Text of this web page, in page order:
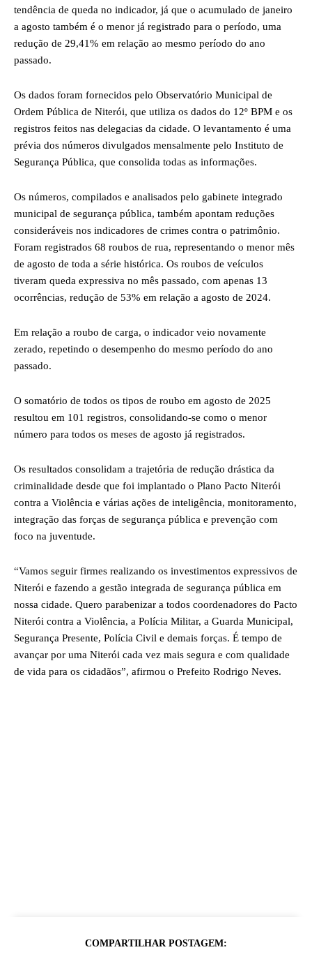
tendência de queda no indicador, já que o acumulado de janeiro
a agosto também é o menor já registrado para o período, uma
redução de 29,41% em relação ao mesmo período do ano
passado.
Os dados foram fornecidos pelo Observatório Municipal de
Ordem Pública de Niterói, que utiliza os dados do 12º BPM e os
registros feitos nas delegacias da cidade. O levantamento é uma
prévia dos números divulgados mensalmente pelo Instituto de
Segurança Pública, que consolida todas as informações.
Os números, compilados e analisados pelo gabinete integrado
municipal de segurança pública, também apontam reduções
consideráveis nos indicadores de crimes contra o patrimônio.
Foram registrados 68 roubos de rua, representando o menor mês
de agosto de toda a série histórica. Os roubos de veículos
tiveram queda expressiva no mês passado, com apenas 13
ocorrências, redução de 53% em relação a agosto de 2024.
Em relação a roubo de carga, o indicador veio novamente
zerado, repetindo o desempenho do mesmo período do ano
passado.
O somatório de todos os tipos de roubo em agosto de 2025
resultou em 101 registros, consolidando-se como o menor
número para todos os meses de agosto já registrados.
Os resultados consolidam a trajetória de redução drástica da
criminalidade desde que foi implantado o Plano Pacto Niterói
contra a Violência e várias ações de inteligência, monitoramento,
integração das forças de segurança pública e prevenção com
foco na juventude.
“Vamos seguir firmes realizando os investimentos expressivos de
Niterói e fazendo a gestão integrada de segurança pública em
nossa cidade. Quero parabenizar a todos coordenadores do Pacto
Niterói contra a Violência, a Polícia Militar, a Guarda Municipal,
Segurança Presente, Polícia Civil e demais forças. É tempo de
avançar por uma Niterói cada vez mais segura e com qualidade
de vida para os cidadãos”, afirmou o Prefeito Rodrigo Neves.
COMPARTILHAR POSTAGEM: